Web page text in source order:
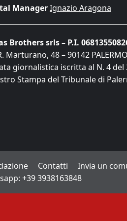
ManagerIgnazio Aragona
Brothers srls – P.I.
Marturano, 48 – 90142 PALERMO
giornalistica iscritta al N. 4 del
Stampa del Tribunale di
Contatti
Invia un
+39 3938163848